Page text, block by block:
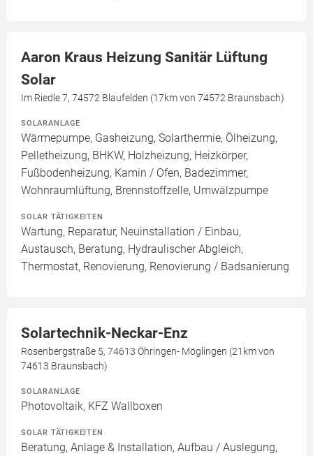
Aaron Kraus Heizung Sanitär Lüftung
Solar
Im Riedle 7, 74572 Blaufelden (17km von 74572 Braunsbach)
SOLARANLAGE
Wärmepumpe, Gasheizung, Solarthermie, Ölheizung,
Pelletheizung, BHKW, Holzheizung, Heizkörper,
Fußbodenheizung, Kamin / Ofen, Badezimmer,
Wohnraumlüftung, Brennstoffzelle, Umwälzpumpe
SOLAR TÄTIGKEITEN
Wartung, Reparatur, Neuinstallation / Einbau,
Austausch, Beratung, Hydraulischer Abgleich,
Thermostat, Renovierung, Renovierung / Badsanierung
Solartechnik-Neckar-Enz
Rosenbergstraße 5, 74613 Öhringen- Möglingen (21km von
74613 Braunsbach)
SOLARANLAGE
Photovoltaik, KFZ Wallboxen
SOLAR TÄTIGKEITEN
Beratung, Anlage & Installation, Aufbau / Auslegung,